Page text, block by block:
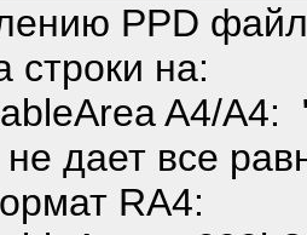
PPD
строки на:
A4/A4:
не дает все
RA4: